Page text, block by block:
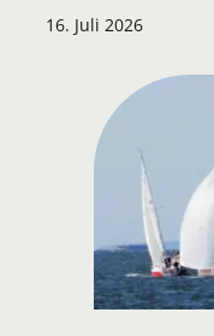
16. Juli 2026